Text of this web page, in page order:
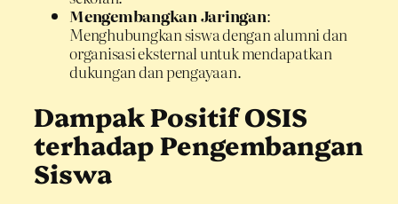
Mengembangkan Jaringan:
Menghubungkan siswa dengan alumni dan
organisasi eksternal untuk mendapatkan
dukungan dan pengayaan.
Dampak Positif OSIS
terhadap Pengembangan
Siswa